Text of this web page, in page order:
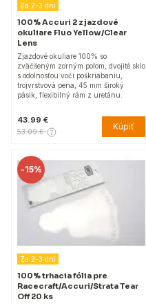
Za 2-3 dni
100% Accuri 2 zjazdové
okuliare Fluo Yellow/Clear
Lens
Zjazdové okuliare 100% so
zväčšeným zorným poľom, dvojité sklo
s odolnosťou voči poškriabaniu,
trojvrstvová pena, 45 mm široký
pásik, flexibilný rám z uretánu.
43.99 €
53.09 € Kúpiť
-15%
Za 2-3 dni
100% trhacia fólia pre
Racecraft/Accuri/Strata Tear
Off 20 ks